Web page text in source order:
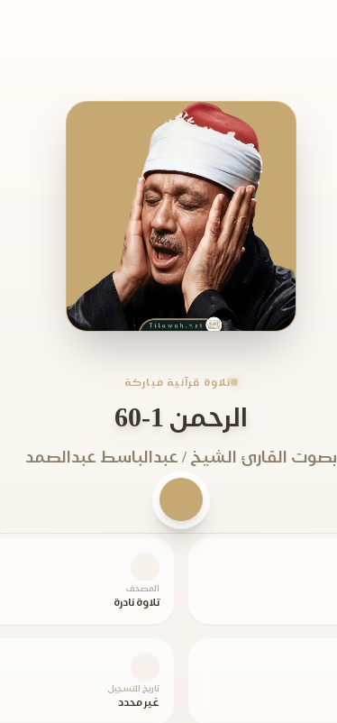
تلاوة قرآنية مباركة
الرحمن 1-60
بصوت القارئ الشيخ / عبدالباسط عبدالصمد
المصحف
تلاوة نادرة
تاريخ التسجيل
غير محدد